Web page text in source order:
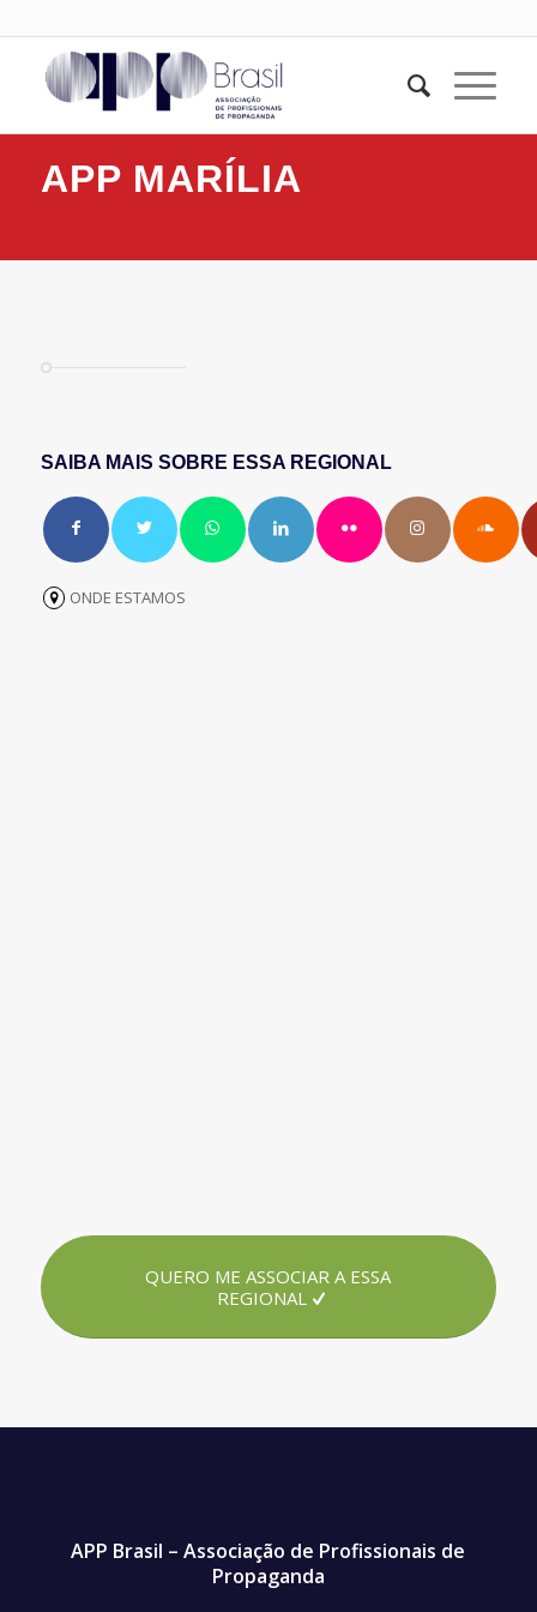
APP MARÍLIA
SAIBA MAIS SOBRE ESSA REGIONAL
ONDE ESTAMOS
QUERO ME ASSOCIAR A ESSA
REGIONAL
APP Brasil – Associação de Profissionais de
Propaganda